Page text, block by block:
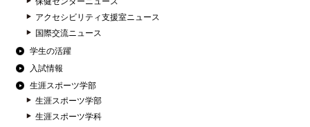
アクセシビリティ支援室ニュース
国際交流ニュース
学生の活躍
入試情報
生涯スポーツ学部
生涯スポーツ学部
生涯スポーツ学科